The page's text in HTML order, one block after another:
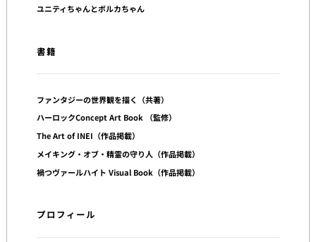
ユニティちゃんとボルカちゃん
書籍
ファンタジーの世界観を描く（共著）
ハーロックConcept Art Book （監修）
The Art of INEI（作品掲載）
メイキング・オブ・精霊の守り人（作品掲載）
禍つヴァールハイト Visual Book（作品掲載）
プロフィール